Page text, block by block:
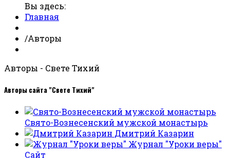
Вы здесь:
Главная
/Авторы
Авторы - Свете Тихий
Авторы сайта "Свете Тихий"
Свято-Вознесенский мужской монастырь
Дмитрий Казарин
Журнал "Уроки веры"
Сайт